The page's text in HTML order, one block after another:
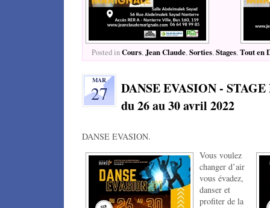
Posted inCours,Jean Claude,Sorties,Stages,Tout en
MAR
27
DANSE EVASION -
du 26 au 30 avril 2022
DANSE EVASION.
Vous voulez
changer d’air
vous évadez,
danser et
profiter de la